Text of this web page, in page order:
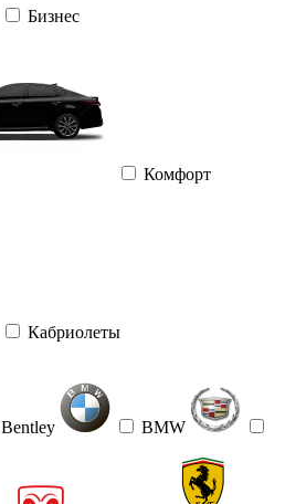
Бизнес
Комфорт
Кабриолеты
Bentley BMW